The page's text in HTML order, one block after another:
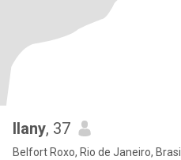
Ilany, 37
Belfort Roxo, Rio de Janeiro, Brasil